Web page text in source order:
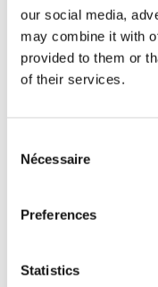
our social media,
may combine it with
provided to them or
of their services.
Selection
Nécessaire
Preferences
Statistics
PRÉ-COMMANDE